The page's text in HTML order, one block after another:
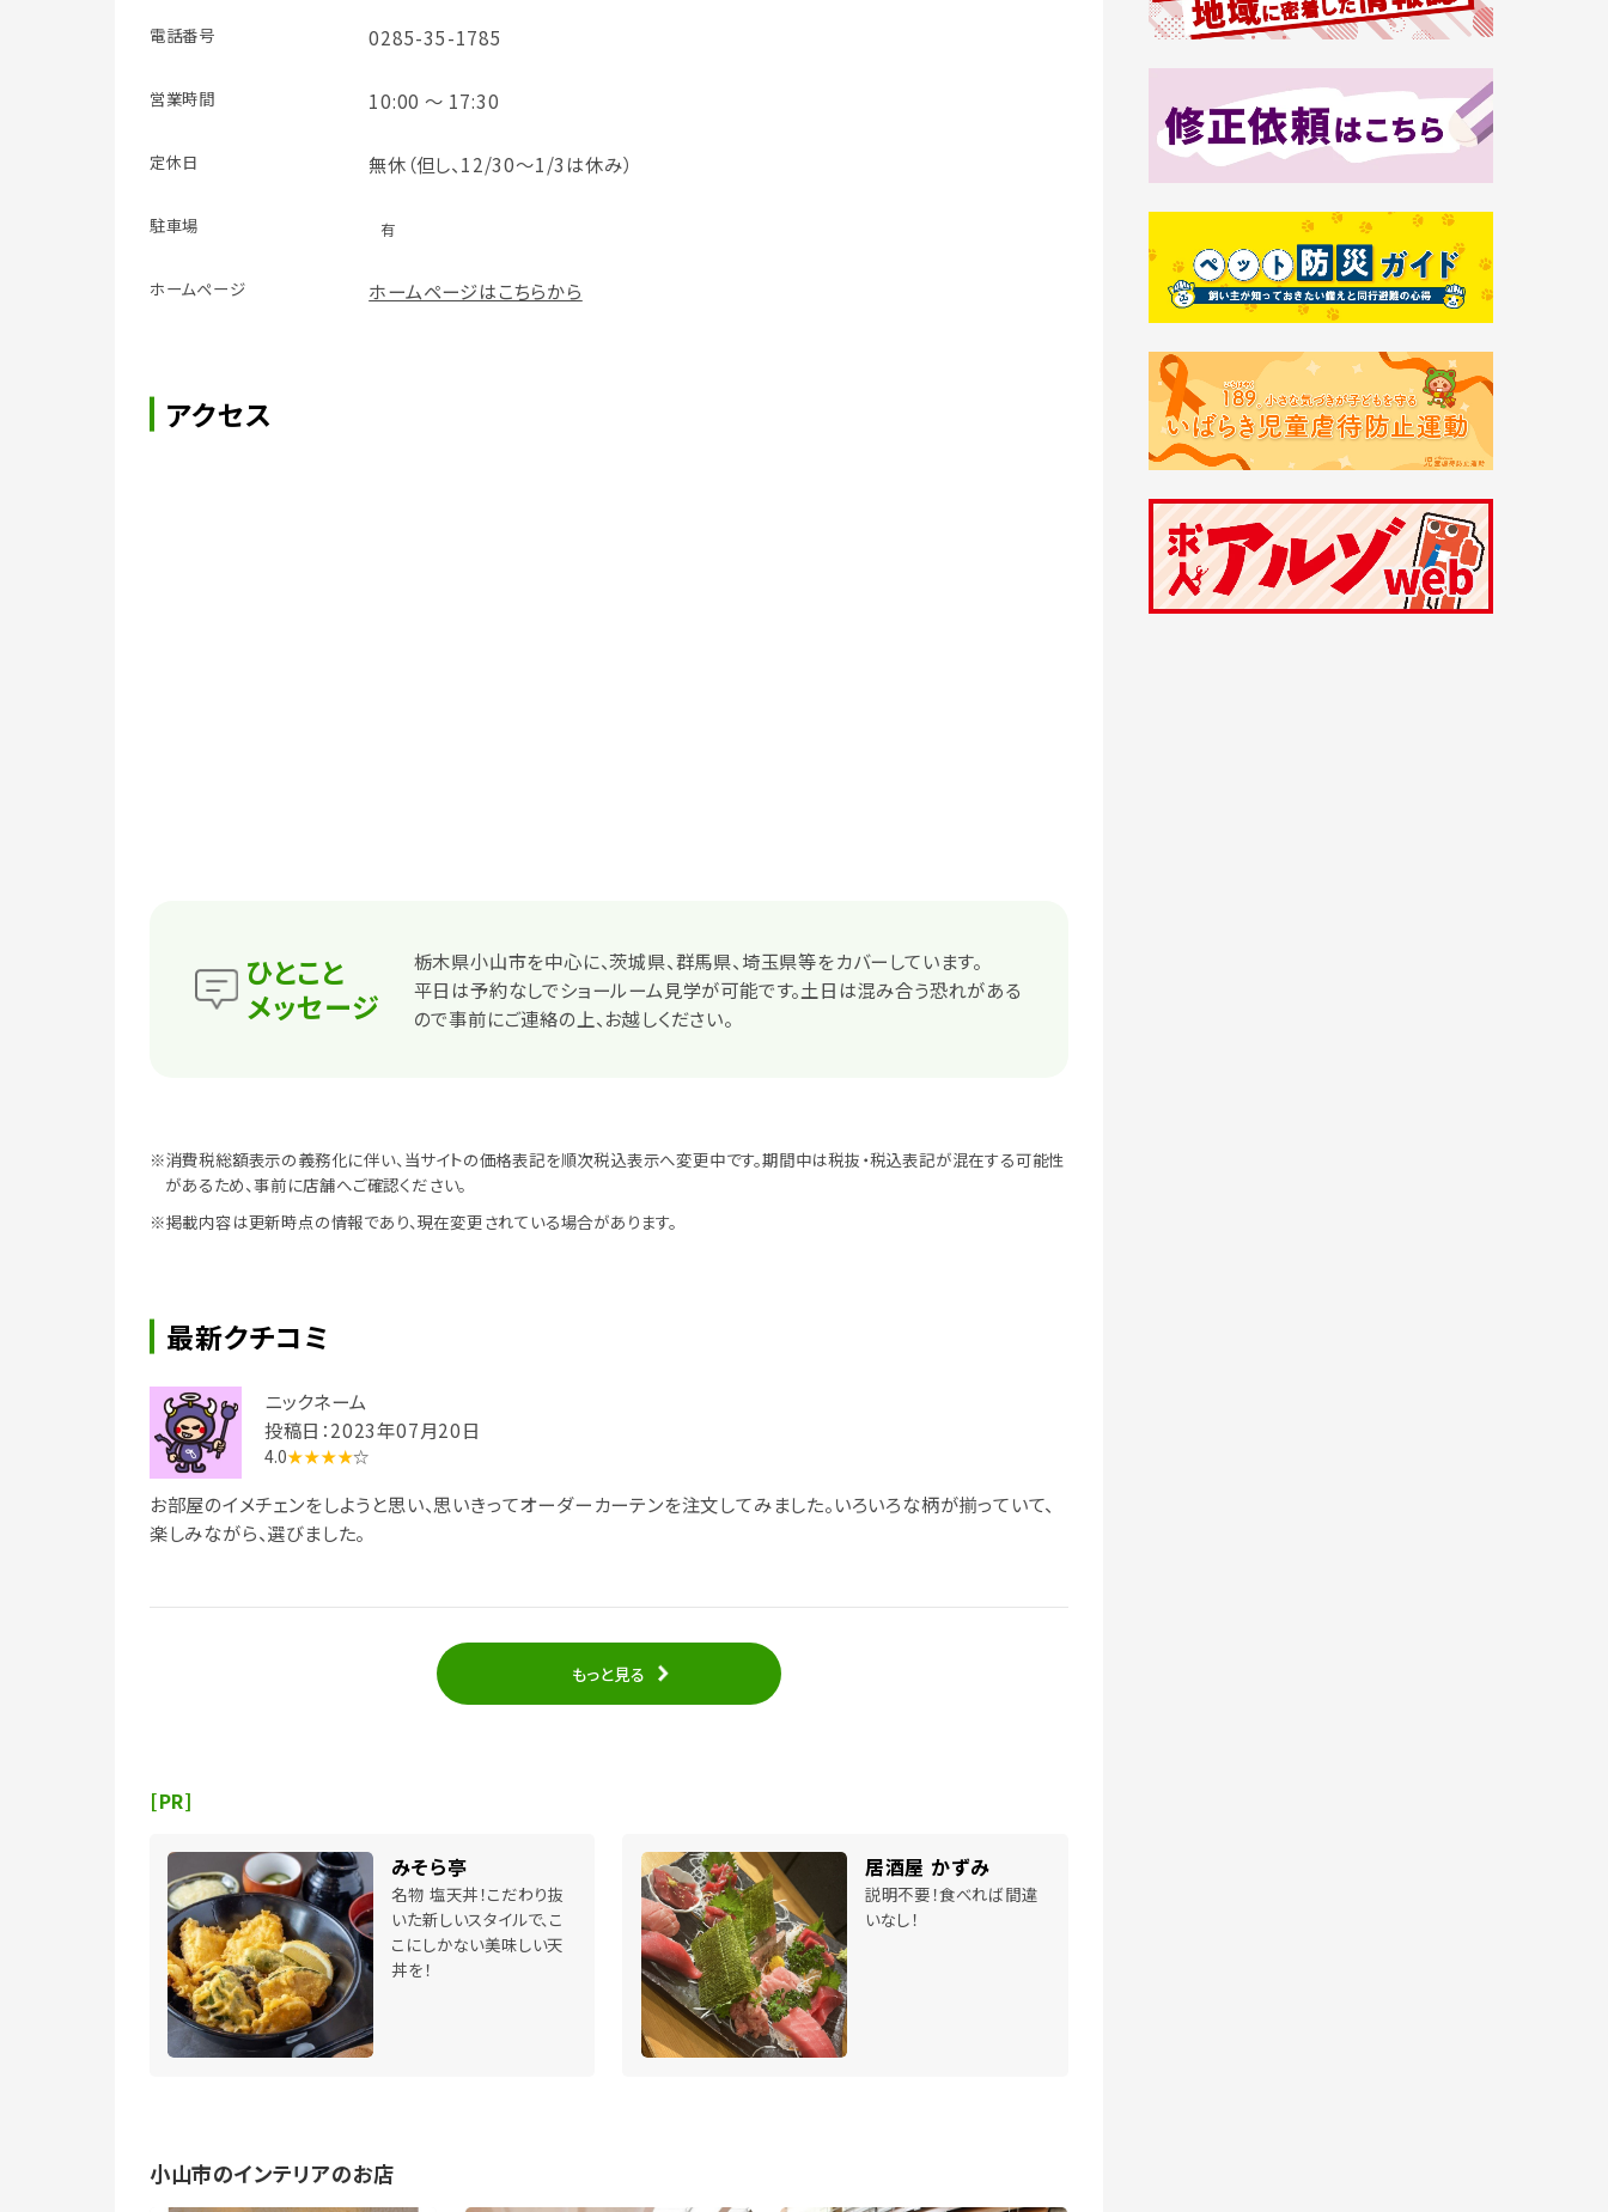
電話番号 0285-35-1785
営業時間 10:00 ～ 17:30
定休日 無休（但し、12/30～1/3は休み）
駐車場 有
ホームページ ホームページはこちらから
アクセス
ひとこと
メッセージ
栃木県小山市を中心に、茨城県、群馬県、埼玉県等をカバーしています。
平日は予約なしでショールーム見学が可能です。土日は混み合う恐れがある
ので事前にご連絡の上、お越しください。
※消費税総額表示の義務化に伴い、当サイトの価格表記を順次税込表示へ変更中です。期間中は税抜・税込表記が混在する可能性
があるため、事前に店舗へご確認ください。
※掲載内容は更新時点の情報であり、現在変更されている場合があります。
最新クチコミ
ニックネーム
投稿日：2023年07月20日
4.0★★★★☆
お部屋のイメチェンをしようと思い、思いきってオーダーカーテンを注文してみました。いろいろな柄が揃っていて、
楽しみながら、選びました。
もっと見る
[PR]
みそら亭
名物 塩天丼！こだわり抜
いた新しいスタイルで、こ
こにしかない美味しい天
丼を！
居酒屋 かずみ
説明不要！食べれば間違
いなし！
小山市のインテリアのお店